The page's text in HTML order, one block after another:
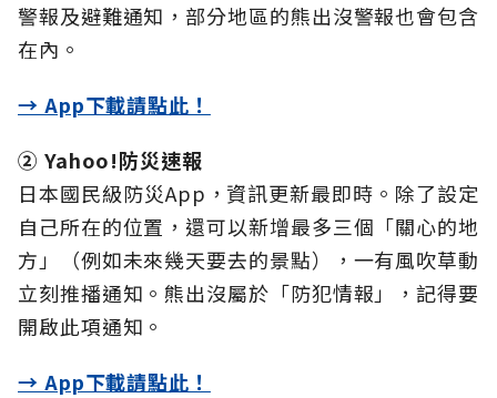
警報及避難通知，部分地區的熊出沒警報也會包含
在內。
→ App下載請點此！
② Yahoo!防災速報
日本國民級防災App，資訊更新最即時。除了設定
自己所在的位置，還可以新增最多三個「關心的地
方」（例如未來幾天要去的景點），一有風吹草動
立刻推播通知。熊出沒屬於「防犯情報」，記得要
開啟此項通知。
→ App下載請點此！